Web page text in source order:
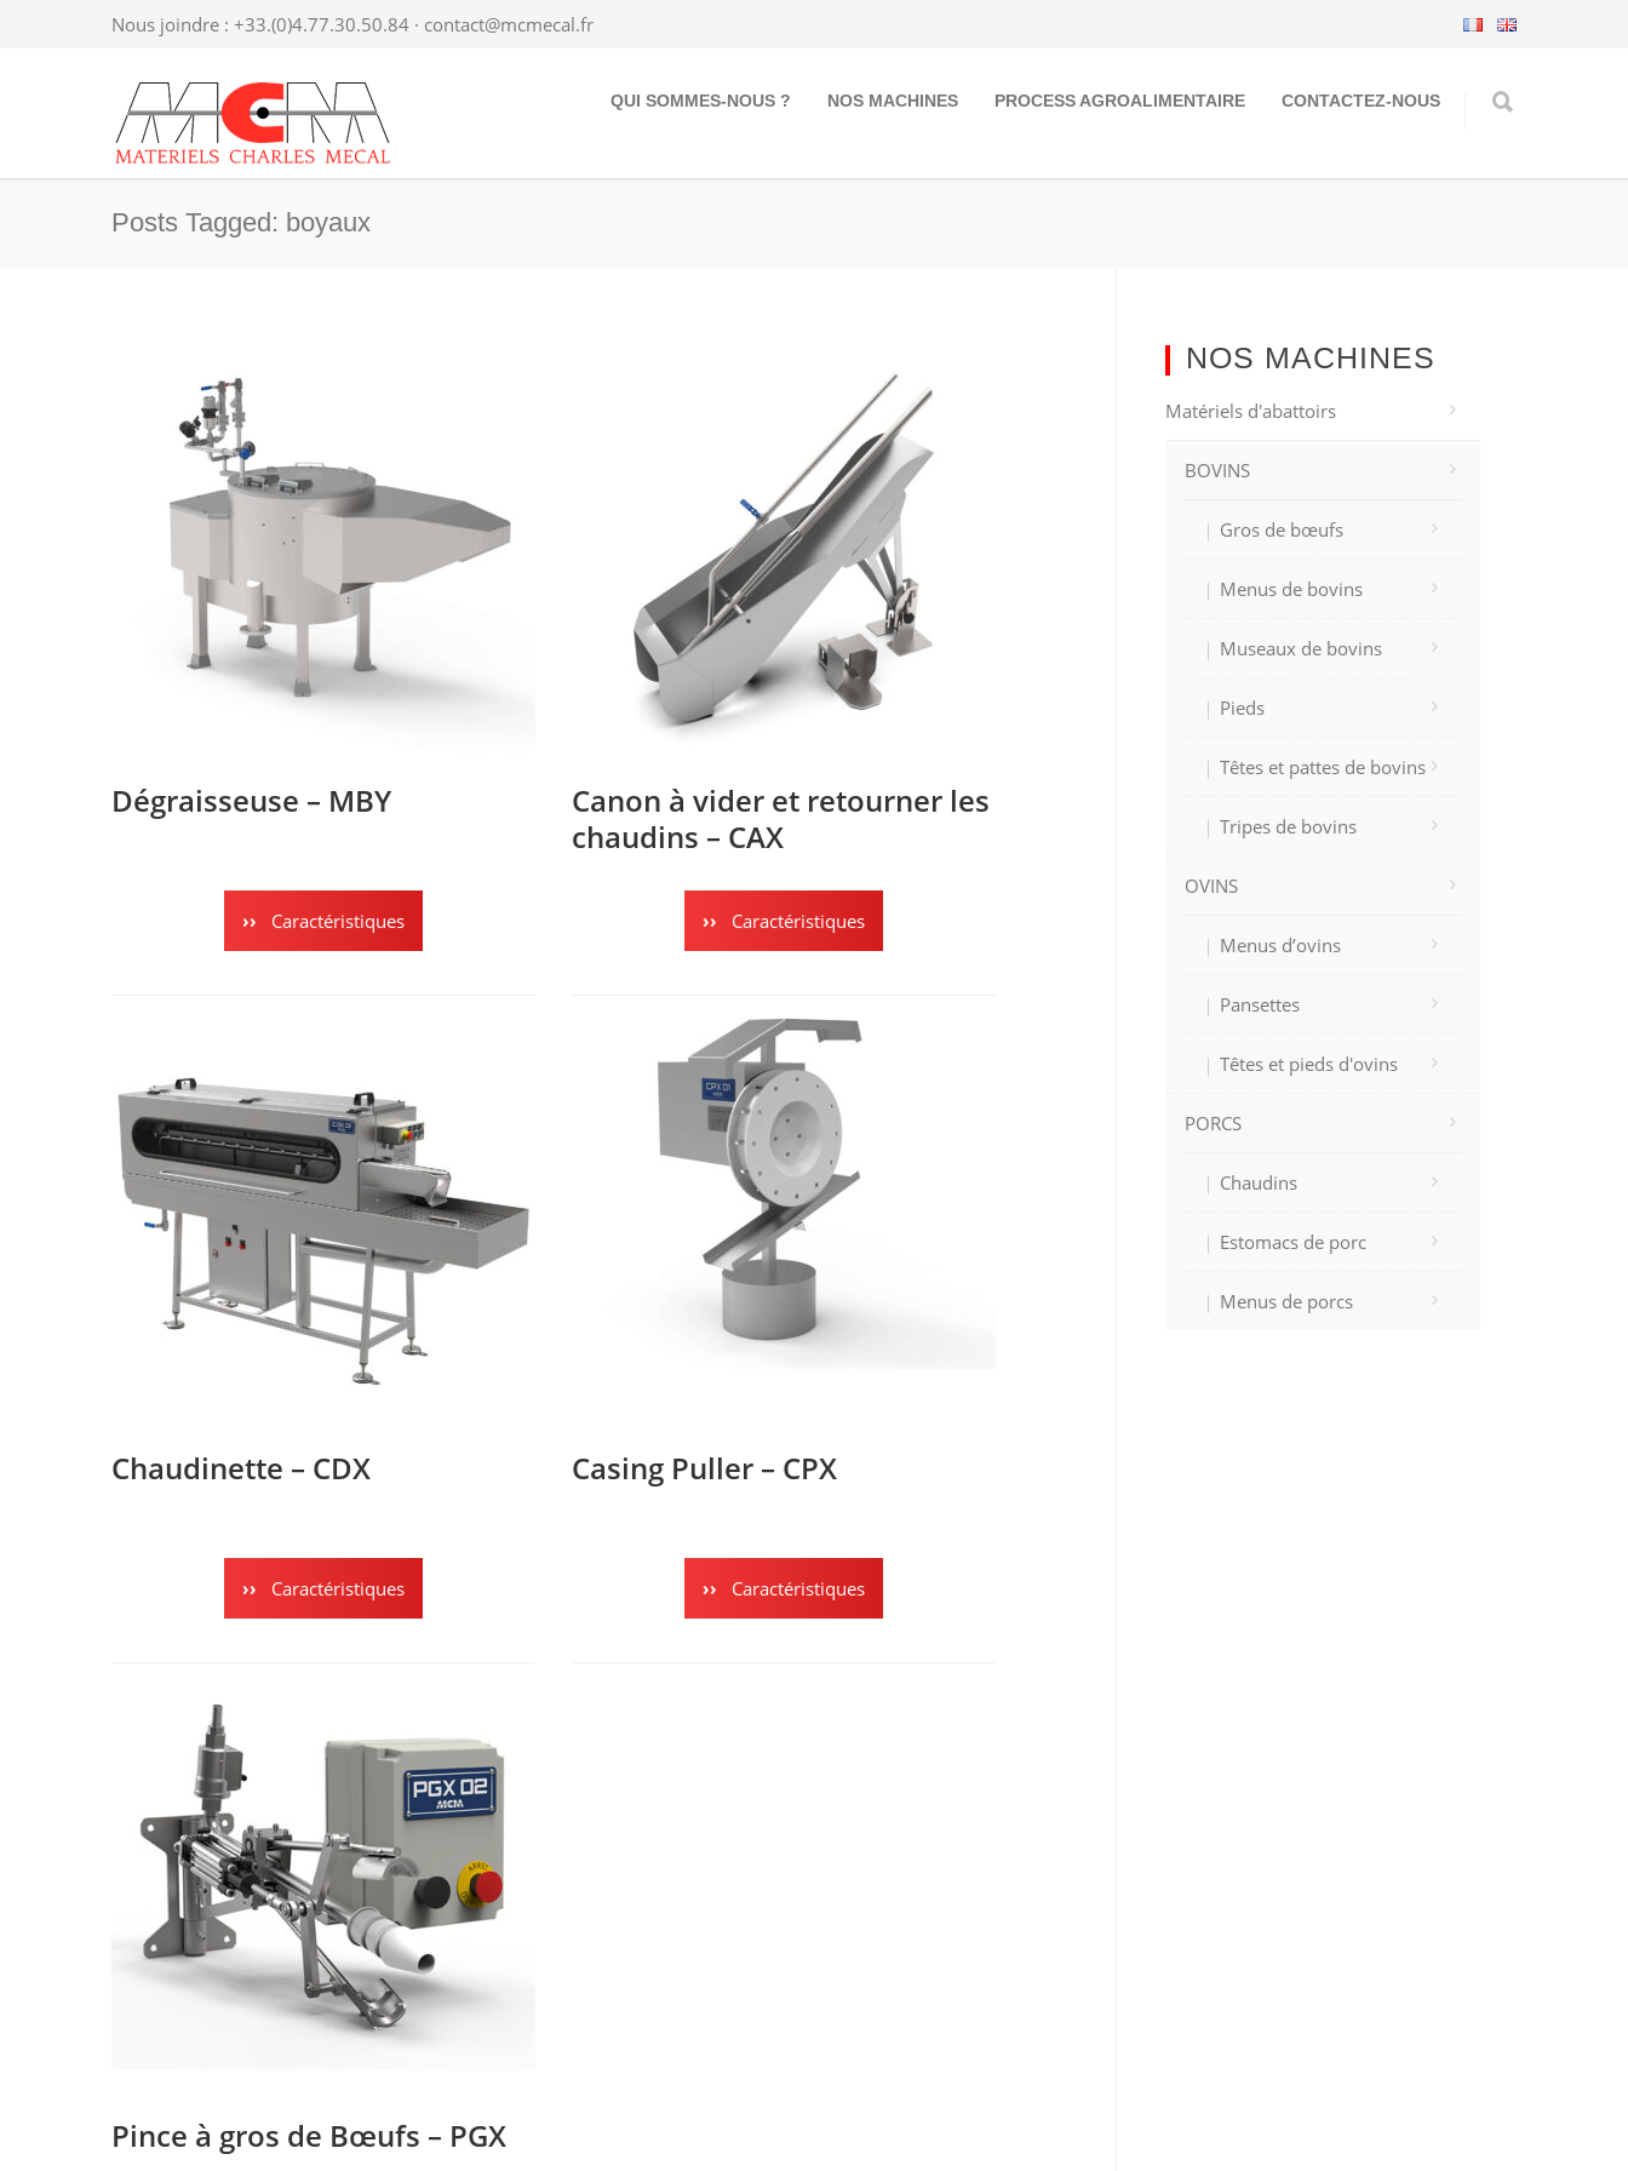
Nous joindre : +33.(0)4.77.30.50.84 · contact@mcmecal.fr
QUI SOMMES-NOUS ? NOS MACHINES PROCESS AGROALIMENTAIRE CONTACTEZ-NOUS
Posts Tagged: boyaux
Dégraisseuse – MBY
Caractéristiques
Canon à vider et retourner les
chaudins – CAX
Caractéristiques
Chaudinette – CDX
Caractéristiques
Casing Puller – CPX
Caractéristiques
Pince à gros de Bœufs – PGX
NOS MACHINES
Matériels d'abattoirs
BOVINS
Gros de bœufs
Menus de bovins
Museaux de bovins
Pieds
Têtes et pattes de bovins
Tripes de bovins
OVINS
Menus d’ovins
Pansettes
Têtes et pieds d'ovins
PORCS
Chaudins
Estomacs de porc
Menus de porcs